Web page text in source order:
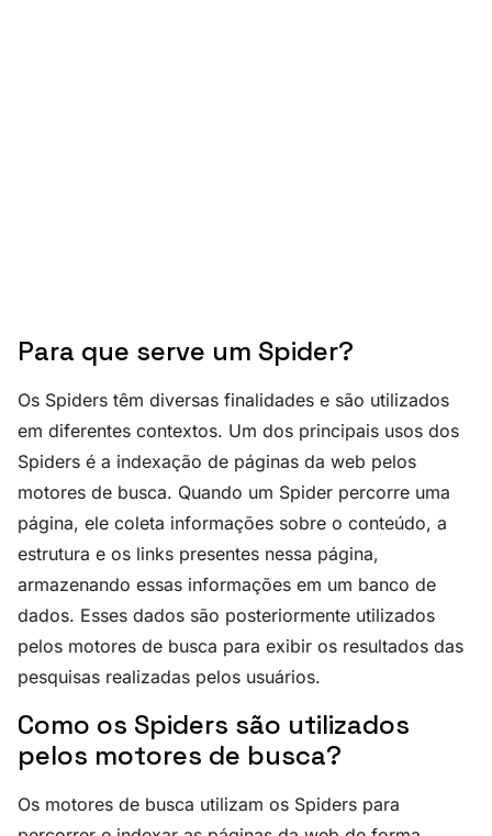
Para que serve um Spider?
Os Spiders têm diversas finalidades e são utilizados
em diferentes contextos. Um dos principais usos dos
Spiders é a indexação de páginas da web pelos
motores de busca. Quando um Spider percorre uma
página, ele coleta informações sobre o conteúdo, a
estrutura e os links presentes nessa página,
armazenando essas informações em um banco de
dados. Esses dados são posteriormente utilizados
pelos motores de busca para exibir os resultados das
pesquisas realizadas pelos usuários.
Como os Spiders são utilizados
pelos motores de busca?
Os motores de busca utilizam os Spiders para